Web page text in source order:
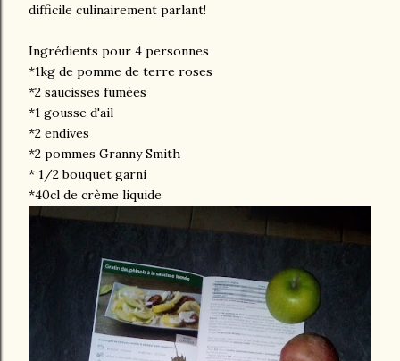
difficile culinairement parlant!
Ingrédients pour 4 personnes
*1kg de pomme de terre roses
*2 saucisses fumées
*1 gousse d'ail
*2 endives
*2 pommes Granny Smith
* 1/2 bouquet garni
*40cl de crème liquide